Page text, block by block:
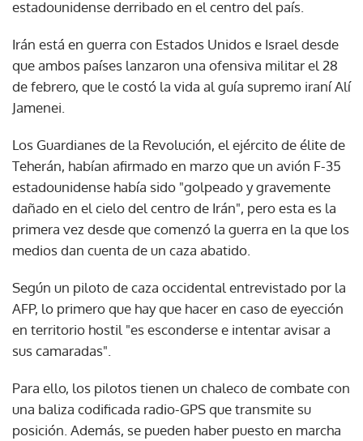
estadounidense derribado en el centro del país.
Irán está en guerra con Estados Unidos e Israel desde
que ambos países lanzaron una ofensiva militar el 28
de febrero, que le costó la vida al guía supremo iraní Alí
Jamenei.
Los Guardianes de la Revolución, el ejército de élite de
Teherán, habían afirmado en marzo que un avión F-35
estadounidense había sido "golpeado y gravemente
dañado en el cielo del centro de Irán", pero esta es la
primera vez desde que comenzó la guerra en la que los
medios dan cuenta de un caza abatido.
Según un piloto de caza occidental entrevistado por la
AFP, lo primero que hay que hacer en caso de eyección
en territorio hostil "es esconderse e intentar avisar a
sus camaradas".
Para ello, los pilotos tienen un chaleco de combate con
una baliza codificada radio-GPS que transmite su
posición. Además, se pueden haber puesto en marcha